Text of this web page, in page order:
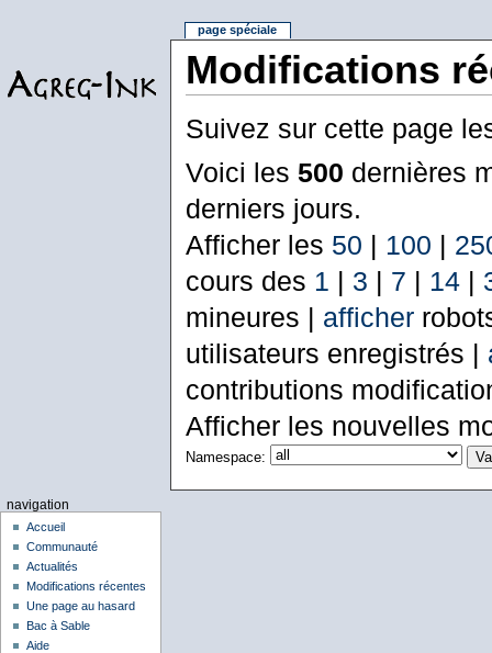
Modifications
Suivez sur cette page
Voici les 500 dernières
derniers jours.
Afficher les 50 | 100 |
cours des 1 | 3 | 7 | 14|
mineures | afficher
utilisateurs enregistrés |
contributions
Afficher les nouvelles
Namespace:
page spéciale
navigation
Accueil
Communauté
Actualités
Modifications récentes
Une page au hasard
Bac à Sable
Aide